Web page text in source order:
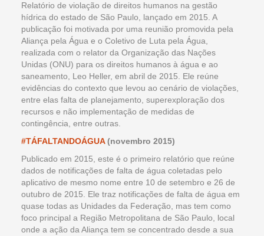
Relatório de violação de direitos humanos na gestão
hídrica do estado de São Paulo, lançado em 2015. A
publicação foi motivada por uma reunião promovida pela
Aliança pela Água e o Coletivo de Luta pela Água,
realizada com o relator da Organização das Nações
Unidas (ONU) para os direitos humanos à água e ao
saneamento, Leo Heller, em abril de 2015. Ele reúne
evidências do contexto que levou ao cenário de violações,
entre elas falta de planejamento, superexploração dos
recursos e não implementação de medidas de
contingência, entre outras.
#TÁFALTANDOÁGUA (novembro 2015)
Publicado em 2015, este é o primeiro relatório que reúne
dados de notificações de falta de água coletadas pelo
aplicativo de mesmo nome entre 10 de setembro e 26 de
outubro de 2015. Ele traz notificações de falta de água em
quase todas as Unidades da Federação, mas tem como
foco principal a Região Metropolitana de São Paulo, local
onde a ação da Aliança tem se concentrado desde a sua